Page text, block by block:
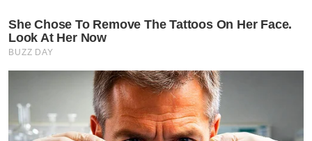
She Chose To Remove The Tattoos On Her Face.
Look At Her Now
BUZZ DAY